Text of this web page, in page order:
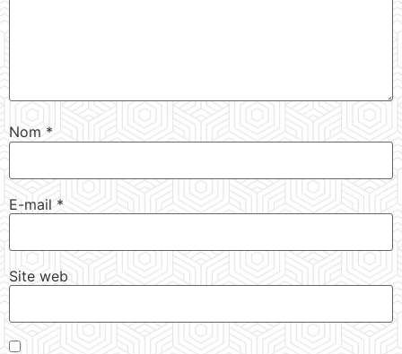
Nom *
E-mail*
Site web